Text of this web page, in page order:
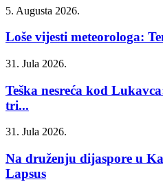
5. Augusta 2026.
Loše vijesti meteorologa:
31. Jula 2026.
Teška nesreća kod
tri...
31. Jula 2026.
Na druženju dijaspore u
Lapsus